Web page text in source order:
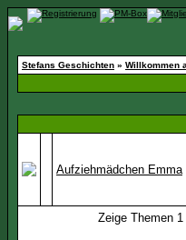
Stefans Geschichten » Willkommen
Aufziehmädchen Emma
Zeige Themen